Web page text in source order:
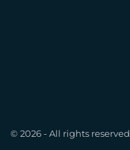
© 2026 - All rights reserved